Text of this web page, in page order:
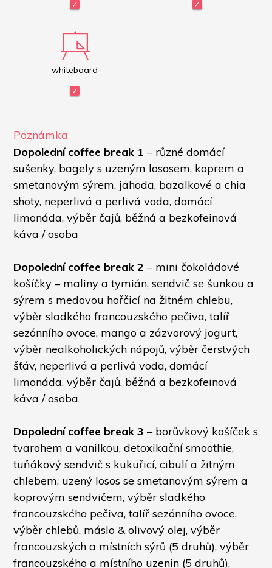
whiteboard
Poznámka
Dopolední coffee break 1 – různé domácí
sušenky, bagely s uzeným lososem, koprem a
smetanovým sýrem, jahoda, bazalkové a chia
shoty, neperlivá a perlivá voda, domácí
limonáda, výběr čajů, běžná a bezkofeinová
káva / osoba
Dopolední coffee break 2 – mini čokoládové
košíčky – maliny a tymián, sendvič se šunkou a
sýrem s medovou hořčicí na žitném chlebu,
výběr sladkého francouzského pečiva, talíř
sezónního ovoce, mango a zázvorový jogurt,
výběr nealkoholických nápojů, výběr čerstvých
šťáv, neperlivá a perlivá voda, domácí
limonáda, výběr čajů, běžná a bezkofeinová
káva / osoba
Dopolední coffee break 3 – borůvkový košíček s
tvarohem a vanilkou, detoxikační smoothie,
tuňákový sendvič s kukuřicí, cibulí a žitným
chlebem, uzený losos se smetanovým sýrem a
koprovým sendvičem, výběr sladkého
francouzského pečiva, talíř sezónního ovoce,
výběr chlebů, máslo & olivový olej, výběr
francouzských a místních sýrů (5 druhů), výběr
francouzského a místního uzenin (5 druhů),